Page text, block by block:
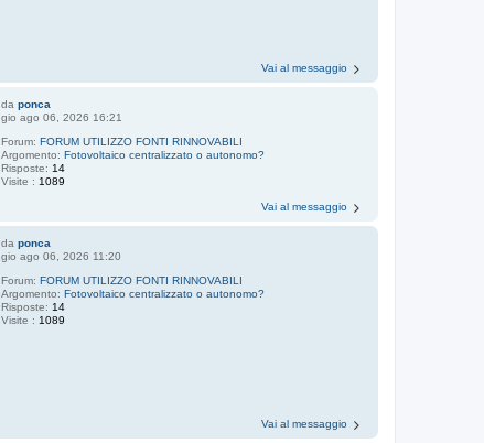
Vai al messaggio
daponca
gio ago 06, 2026 16:21
Forum:FORUM UTILIZZO FONTI RINNOVABILI
Argomento:Fotovoltaico centralizzato o autonomo?
Risposte: 14
Visite : 1089
Vai al messaggio
daponca
gio ago 06, 2026 11:20
Forum:FORUM UTILIZZO FONTI RINNOVABILI
Argomento:Fotovoltaico centralizzato o autonomo?
Risposte: 14
Visite : 1089
Vai al messaggio